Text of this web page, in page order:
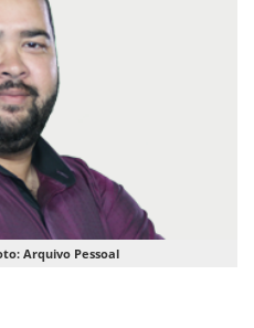
Arquivo Pessoal